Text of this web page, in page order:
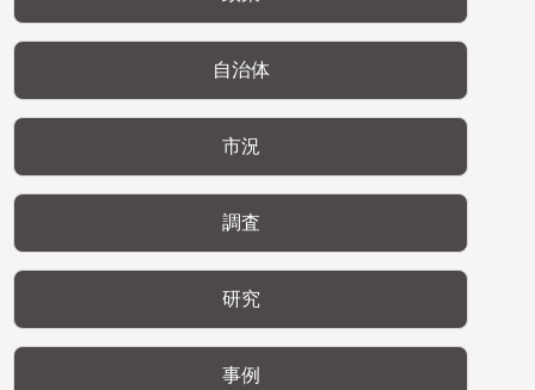
自治体
市況
調査
研究
事例